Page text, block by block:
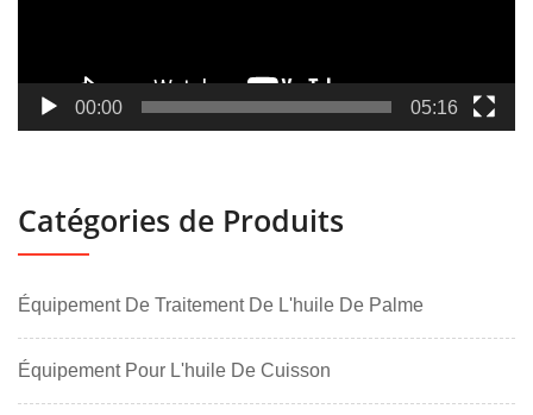
00:00 05:16
Catégories de Produits
Équipement De Traitement De L'huile De Palme
Équipement Pour L'huile De Cuisson